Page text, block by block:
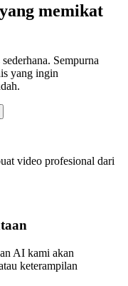
memikat
Sempurna
yang ingin
video profesional dari
AI kami akan
keterampilan